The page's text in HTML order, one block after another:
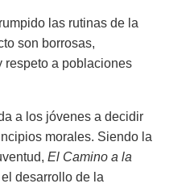
las rutinas de la
son borrosas,
a poblaciones
a los jóvenes a decidir
morales. Siendo la
El Camino a la
desarrollo de la